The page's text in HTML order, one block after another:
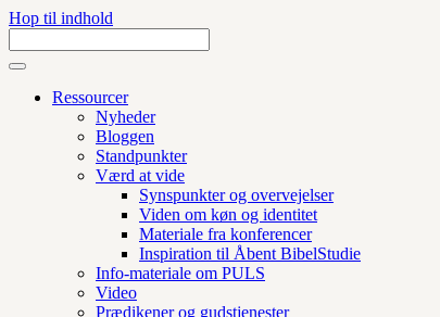
Hop til indhold
Ressourcer
Nyheder
Bloggen
Standpunkter
Værd at vide
Synspunkter og overvejelser
Viden om køn og identitet
Materiale fra konferencer
Inspiration til Åbent BibelStudie
Info-materiale om PULS
Video
Prædikener og gudstjenester